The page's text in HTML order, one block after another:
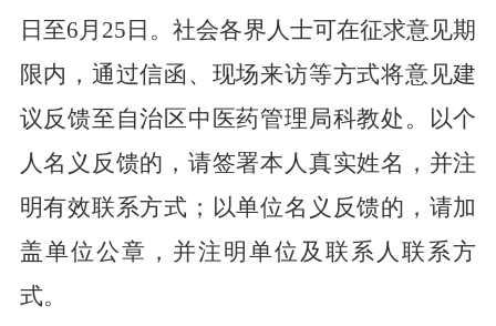
日至6 月 25 日‌。社会各界人士可在征求意见期
限内，通过信函、现场来访等方式将意见建
议反馈至自治区中医药管理局科教处。以个
人名义反馈的，请签署本人真实姓名，并注
明有效联系方式；以单位名义反馈的，请加
盖单位公章，并注明单位及联系人联系方
式。